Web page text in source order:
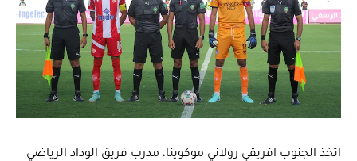
اتخذ الجنوب افريقي رولاني موكوينا، مدرب فريق الوداد الرياضي